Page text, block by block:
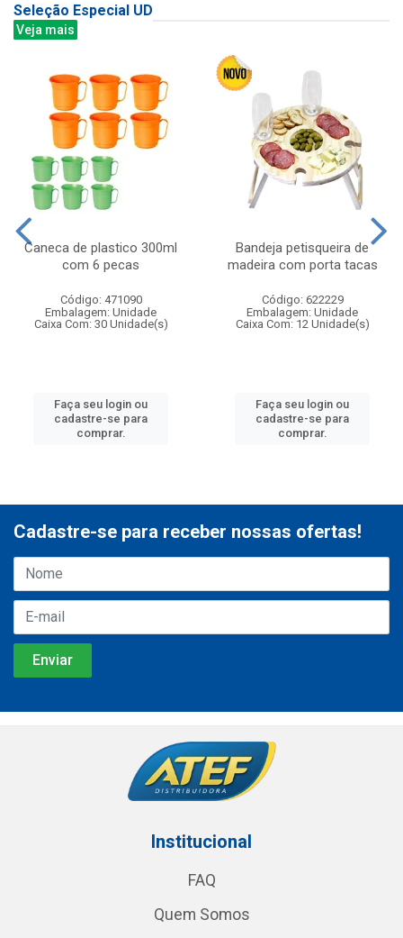
Seleção Especial UD
Veja mais
Caneca de plastico 300ml
com 6 pecas
Código: 471090
Embalagem: Unidade
Caixa Com: 30 Unidade(s)
Faça seu login ou
cadastre-se para
comprar.
Bandeja petisqueira de
madeira com porta tacas
Código: 622229
Embalagem: Unidade
Caixa Com: 12 Unidade(s)
Faça seu login ou
cadastre-se para
comprar.
Cadastre-se para receber nossas ofertas!
Institucional
FAQ
Quem Somos